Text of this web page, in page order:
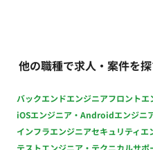
他の職種で求人・案件を
バックエンドエンジニアフロントエ
iOSエンジニア・Androidエンジニ
インフラエンジニアセキュリティエ
テストエンジニア・テクニカルサポ